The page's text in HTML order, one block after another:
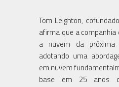
Tom Leighton,
afirma que a
a nuvem da próxima
adotando uma
em nuvem
base em 25 anos